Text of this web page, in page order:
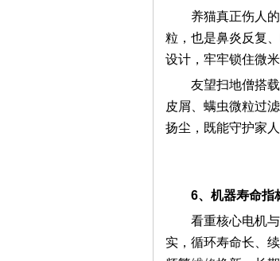
养猫真正伤人
粒，也是鼻炎反复
设计，牢牢锁住微
友望扫地僧搭
皮屑、螨虫微粒过
扬尘，既能守护家
6、机器寿命指
看重核心电机
实，循环寿命长、